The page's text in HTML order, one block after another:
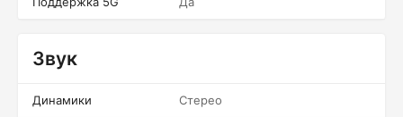
Звук
Динамики Стерео